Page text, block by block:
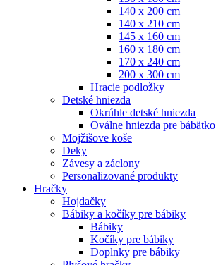
140 x 200 cm
140 x 210 cm
145 x 160 cm
160 x 180 cm
170 x 240 cm
200 x 300 cm
Hracie podložky
Detské hniezda
Okrúhle detské hniezda
Oválne hniezda pre bábätko
Mojžišove koše
Deky
Závesy a záclony
Personalizované produkty
Hračky
Hojdačky
Bábiky a kočíky pre bábiky
Bábiky
Kočíky pre bábiky
Doplnky pre bábiky